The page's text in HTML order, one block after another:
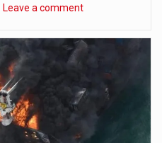
Leave a comment